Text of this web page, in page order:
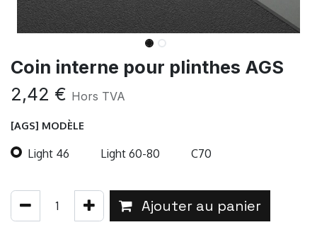
Coin interne pour plinthes AGS
2,42 € Hors TVA
[AGS] MODÈLE
Light 46 Light 60-80 C70
Ajouter au panier